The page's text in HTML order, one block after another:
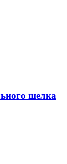
шелка